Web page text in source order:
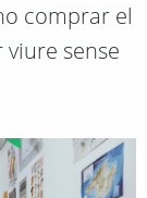
comprar el
sense